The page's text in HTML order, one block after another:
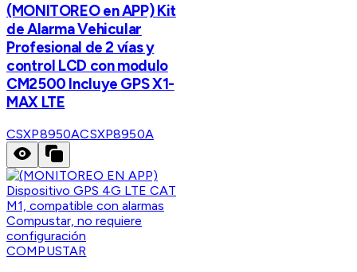
(MONITOREO en APP) Kit
de Alarma Vehicular
Profesional de 2 vías y
control LCD con modulo
CM2500 Incluye GPS X1-
MAX LTE
CSXP8950ACSXP8950A
COMPUSTAR